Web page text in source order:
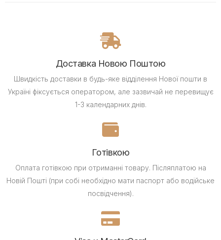
Доставка Новою Поштою
Швидкість доставки в будь-яке відділення Нової пошти в
Україні фіксується оператором, але зазвичай не перевищує
1-3 календарних днів.
Готівкою
Оплата готівкою при отриманні товару. Післяплатою на
Новій Пошті (при собі необхідно мати паспорт або водійське
посвідчення).